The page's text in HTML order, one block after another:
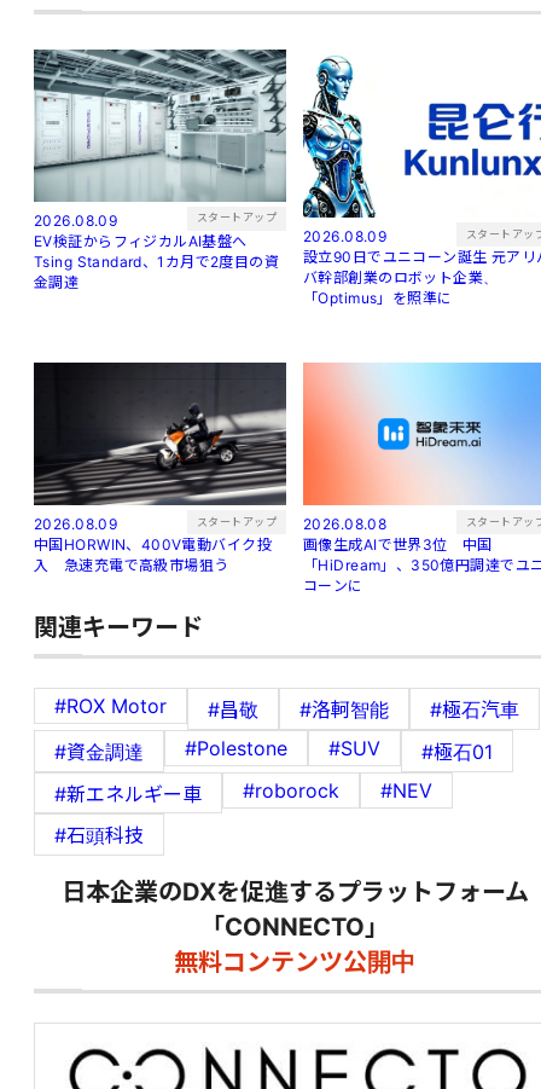
2026.08.09 スタートアップ
EV検証からフィジカルAI基盤へ
Tsing Standard、1カ月で2度目の資
金調達
2026.08.09 スタートアッ
設立90日でユニコーン誕生 元アリバ
バ幹部創業のロボット企業、
「Optimus」を照準に
2026.08.09 スタートアップ
中国HORWIN、400V電動バイク投
入 急速充電で高級市場狙う
2026.08.08 スタートアッ
画像生成AIで世界3位 中国
「HiDream」、350億円調達でユ
コーンに
関連キーワード
#ROX Motor #昌敬 #洛軻智能
#極石汽車
#資金調達
#Polestone #SUV
#極石01
#新エネルギー車
#roborock
#NEV
#石頭科技
日本企業のDXを促進するプラットフォーム
「CONNECTO」
無料コンテンツ公開中